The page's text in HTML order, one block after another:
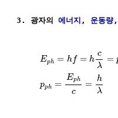
3. 광자의 에너지 , 운동량,
Eph = hf = h
c
λ
=
pph =
Eph
c
=
h
λ